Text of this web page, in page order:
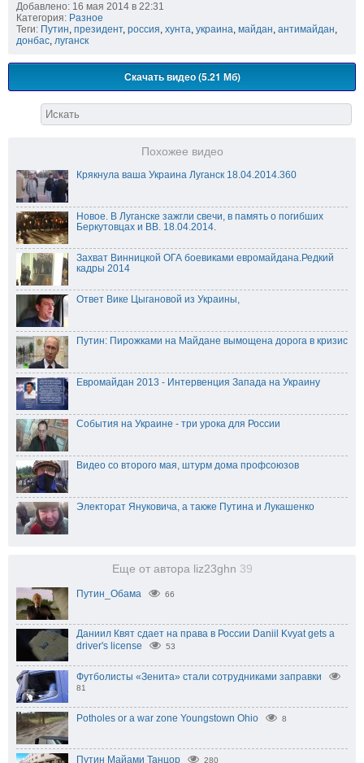
Добавлено: 16 мая 2014 в 22:31
Категория: Разное
Теги: Путин, президент, россия, хунта, украина, майдан, антимайдан,
донбас, луганск
Скачать видео (5.21 Мб)
Похожее видео
Крякнула ваша Украина Луганск 18.04.2014.360
Новое. В Луганске зажгли свечи, в память о погибших
Беркутовцах и ВВ. 18.04.2014.
Захват Винницкой ОГА боевиками евромайдана.Редкий
кадры 2014
Ответ Вике Цыгановой из Украины,
Путин: Пирожками на Майдане вымощена дорога в кризис
Евромайдан 2013 - Интервенция Запада на Украину
События на Украине - три урока для России
Видео со второго мая, штурм дома профсоюзов
Электорат Януковича, а также Путина и Лукашенко
Еще от автора liz23ghn 39
Путин_Обама 66
Даниил Квят сдает на права в России Daniil Kvyat gets a
driver's license
53
Футболисты «Зенита» стали сотрудниками заправки
81
Potholes or a war zone Youngstown Ohio 8
Путин Майами Танцор 280